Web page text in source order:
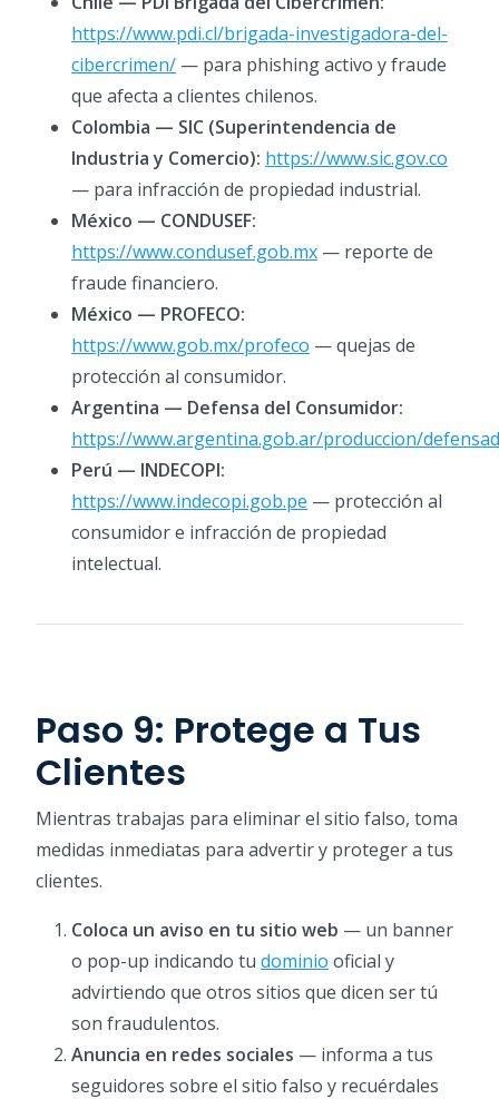
https://www.pdi.cl/brigada-investigadora-del-
cibercrimen/ — para phishing activo y fraude
que afecta a clientes chilenos.
Colombia — SIC (Superintendencia de
Industria y Comercio): https://www.sic.gov.co
— para infracción de propiedad industrial.
México — CONDUSEF:
https://www.condusef.gob.mx — reporte de
fraude financiero.
México — PROFECO:
https://www.gob.mx/profeco — quejas de
protección al consumidor.
Argentina — Defensa del Consumidor:
https://www.argentina.gob.ar/produccion/
Perú — INDECOPI:
https://www.indecopi.gob.pe — protección al
consumidor e infracción de propiedad
intelectual.
Paso 9: Protege a Tus
Clientes
Mientras trabajas para eliminar el sitio falso, toma
medidas inmediatas para advertir y proteger a tus
clientes.
Coloca un aviso en tu sitio web — un banner
o pop-up indicando tu dominio oficial y
advirtiendo que otros sitios que dicen ser tú
son fraudulentos.
Anuncia en redes sociales — informa a tus
seguidores sobre el sitio falso y recuérdales